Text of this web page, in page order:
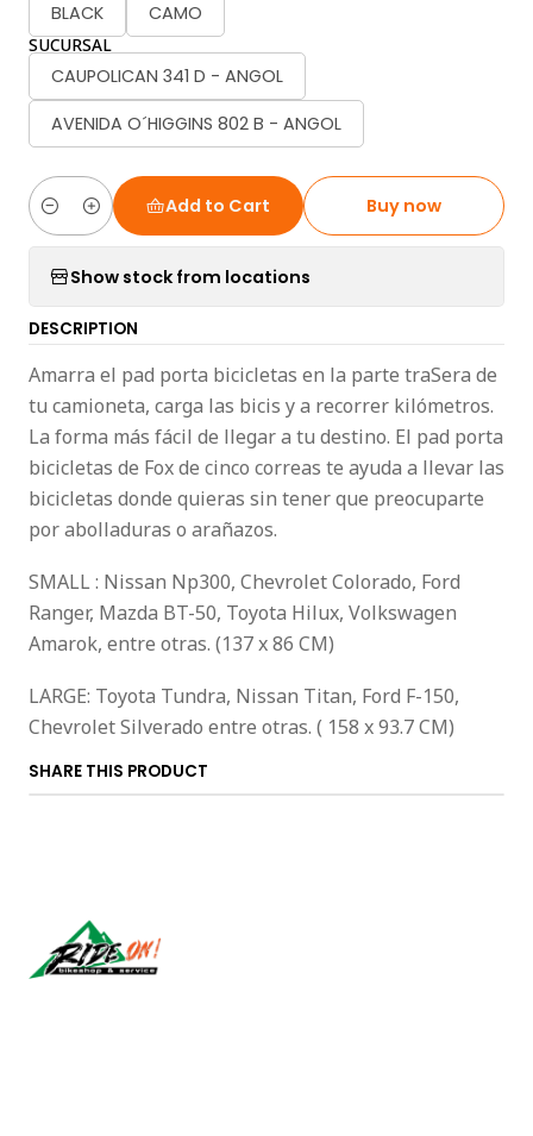
BLACK CAMO
SUCURSAL
CAUPOLICAN 341 D - ANGOL
AVENIDA O´HIGGINS 802 B - ANGOL
Quantity
Add to Cart Buy now
Show stock from locations
DESCRIPTION
Amarra el pad porta bicicletas en la parte traSera de
tu camioneta, carga las bicis y a recorrer kilómetros.
La forma más fácil de llegar a tu destino. El pad porta
bicicletas de Fox de cinco correas te ayuda a llevar las
bicicletas donde quieras sin tener que preocuparte
por abolladuras o arañazos.
SMALL : Nissan Np300, Chevrolet Colorado, Ford
Ranger, Mazda BT-50, Toyota Hilux, Volkswagen
Amarok, entre otras. (137 x 86 CM)
LARGE: Toyota Tundra, Nissan Titan, Ford F-150,
Chevrolet Silverado entre otras. ( 158 x 93.7 CM)
SHARE THIS PRODUCT